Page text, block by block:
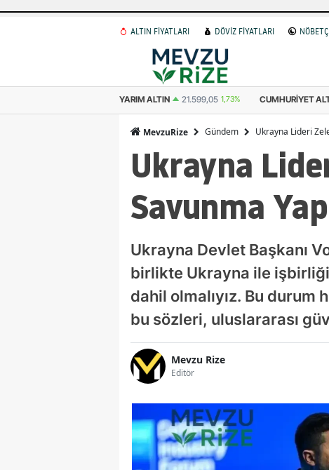
ALTIN FİYATLARI DÖVİZ FİYATLARI
YARIM ALTIN 21.599,05 1,73% CUMHURIYET
MevzuRize Gündem Ukrayna Lideri
Ukrayna
Savunma
Ukrayna Devlet Başkanı
birlikte Ukrayna ile
dahil olmalıyız. Bu
bu sözleri, uluslararası
Mevzu Rize
Editör